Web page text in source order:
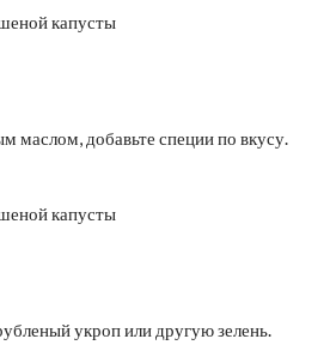
маслом, добавьте специи по вкусу.
укроп или другую зелень.